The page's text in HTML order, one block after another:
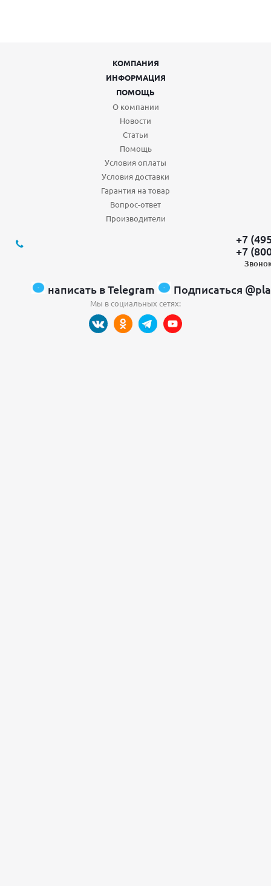
КОМПАНИЯ
ИНФОРМАЦИЯ
ПОМОЩЬ
О компании
Новости
Статьи
Помощь
Условия оплаты
Условия доставки
Гарантия на товар
Вопрос-ответ
Производители
+7
+7
написать в Telegram Подписаться
Мы в социальных сетях: